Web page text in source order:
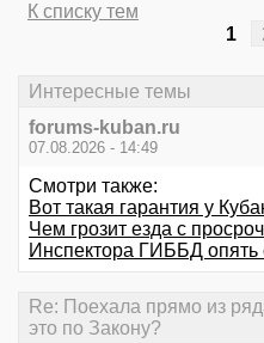
К списку тем
1
Интересные темы
forums-kuban.ru
07.08.2026 - 14:49
Смотри также:
Вот такая гарантия у
Чем грозит езда с
Инспектора ГИББД опять
Re: Поехала прямо из
это по Закону?